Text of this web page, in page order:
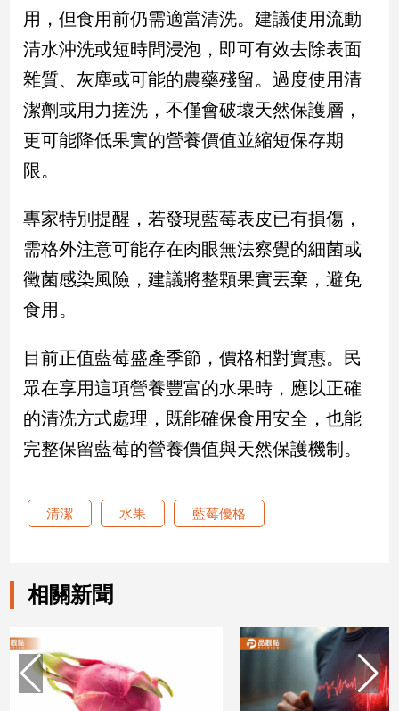
南
台
灣
觀
點
娛
樂
娛
星
聞
流
行/
尚
追
建
內
設
旅
遊/
美
用，但食用前仍需適當清洗。建議使用流動
清水沖洗或短時間浸泡，即可有效去除表面
雜質、灰塵或可能的農藥殘留。過度使用清
潔劑或用力搓洗，不僅會破壞天然保護層，
更可能降低果實的營養價值並縮短保存期
限。
專家特別提醒，若發現藍莓表皮已有損傷，
需格外注意可能存在肉眼無法察覺的細菌或
黴菌感染風險，建議將整顆果實丟棄，避免
食用。
目前正值藍莓盛產季節，價格相對實惠。民
眾在享用這項營養豐富的水果時，應以正確
的清洗方式處理，既能確保食用安全，也能
完整保留藍莓的營養價值與天然保護機制。
清潔 水果 藍莓優格
相關新聞